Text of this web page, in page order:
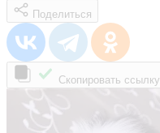
Поделиться
Скопировать ссылку